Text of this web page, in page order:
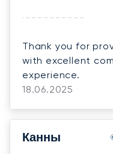
Thank you for
with excellent
experience.
18.06.2025
Канны